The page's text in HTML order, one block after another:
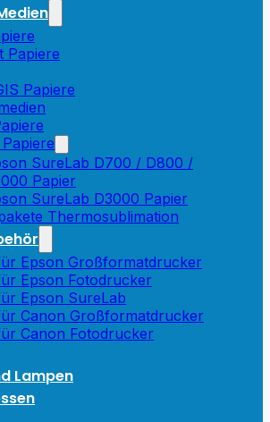
Papiere
Papiere
SureLab D700 / D800 /
Papier
SureLab D3000 Papier
Thermosublimation
Epson Großformatdrucker
Epson Fotodrucker
Epson SureLab
Canon Großformatdrucker
Canon Fotodrucker
Lampen